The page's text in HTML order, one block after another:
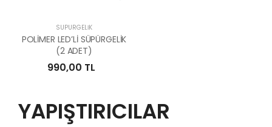
SÜPÜRGELİK
POLİMER LED’Lİ SÜPÜRGELİK
(2 ADET)
990,00 TL
YAPIŞTIRICILAR